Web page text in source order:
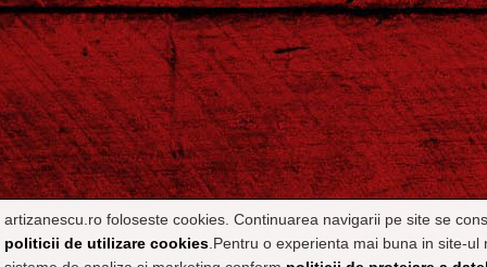
artizanescu.ro foloseste cookies. Continuarea navigarii pe site se
politicii de utilizare cookies .Pentru o experienta mai buna in site-ul